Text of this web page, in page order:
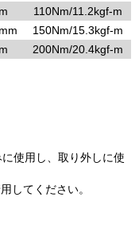
110Nm/11.2kgf-m
150Nm/15.3kgf-m
200Nm/20.4kgf-m
使用し、取り外しに使
してください。